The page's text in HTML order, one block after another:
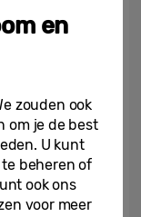
en
zouden ook
om je de best
U kunt
beheren of
ook ons
voor meer